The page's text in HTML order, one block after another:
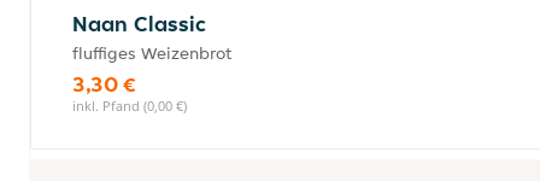
Naan Classic
fluffiges Weizenbrot
3,30 €
inkl. Pfand (0,00 €)